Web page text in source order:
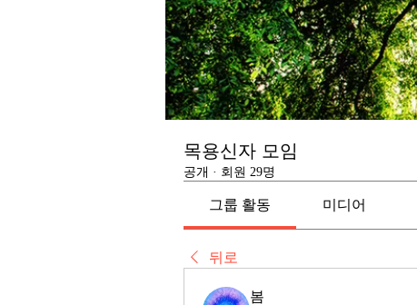
목용신자 모임
공개 · 회원 29명
그룹 활동 미디어
뒤로
봄